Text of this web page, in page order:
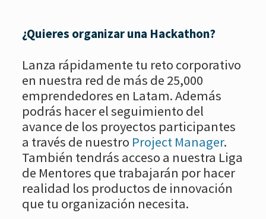
¿Quieres organizar una Hackathon?
Lanza rápidamente tu reto corporativo
en nuestra red de más de 25,000
emprendedores en Latam. Además
podrás hacer el seguimiento del
avance de los proyectos participantes
a través de nuestro Project Manager.
También tendrás acceso a nuestra Liga
de Mentores que trabajarán por hacer
realidad los productos de innovación
que tu organización necesita.